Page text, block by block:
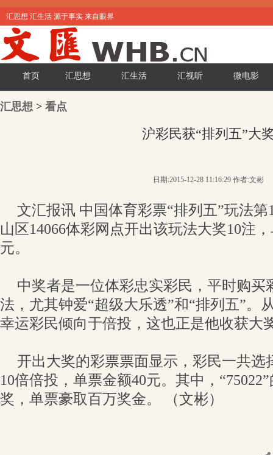
汇思想 汇生活 源于事实 来自眼界
首页 汇思想 汇生活 汇视听 微电影
汇思想 > 看点
沪彩民获“排列五”大
日期:2015-12-28 11:16:29 作者:文彬
文汇报讯 中国体育彩票“排列五”玩法第
山区14066体彩网点开出该玩法大奖10注
元。
中奖者是一位体彩忠实彩民，平时购买
法，尤其钟爱“超级大乐透”和“排列五”。
幸运彩民倾向于倍投，这也正是他收获大
开出大奖的彩票票面显示，彩民一共选
10倍倍投，单票金额40元。其中，
奖，单票豪取百万奖金。 （文彬）